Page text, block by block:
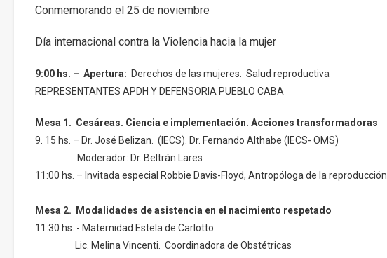
Conmemorando el 25 de noviembre
Día internacional contra la Violencia hacia la mujer
9:00 hs. – Apertura: Derechos de las mujeres. Salud reproductiva
REPRESENTANTES APDH Y DEFENSORIA PUEBLO CABA
Mesa 1. Cesáreas. Ciencia e implementación. Acciones transformadoras
9. 15 hs. – Dr. José Belizan. (IECS). Dr. Fernando Althabe (IECS- OMS)
Moderador: Dr. Beltrán Lares
11:00 hs. – Invitada especial Robbie Davis-Floyd, Antropóloga de la reproducción
Mesa 2. Modalidades de asistencia en el nacimiento respetado
11:30 hs. - Maternidad Estela de Carlotto
Lic. Melina Vincenti. Coordinadora de Obstétricas